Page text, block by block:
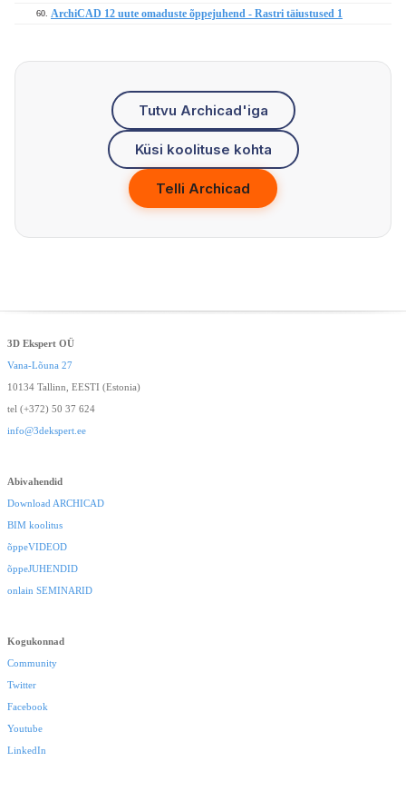
60. ArchiCAD 12 uute omaduste õppejuhend - Rastri täiustused 1
Tutvu Archicad'iga
Küsi koolituse kohta
Telli Archicad
3D Ekspert OÜ
Vana-Lõuna 27
10134 Tallinn, EESTI (Estonia)
tel (+372) 50 37 624
info@3dekspert.ee
Abivahendid
Download ARCHICAD
BIM koolitus
õppeVIDEOD
õppeJUHENDID
onlain SEMINARID
Kogukonnad
Community
Twitter
Facebook
Youtube
LinkedIn